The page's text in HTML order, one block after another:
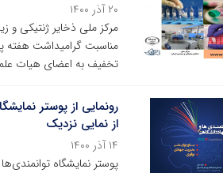
۲۰ آذر ۱۴۰۰
مرکز ملی ذخایر ژنتیکی و
تخفیف به اعضای هیات
از نمایی نزدیک
۱۴ آذر ۱۴۰۰